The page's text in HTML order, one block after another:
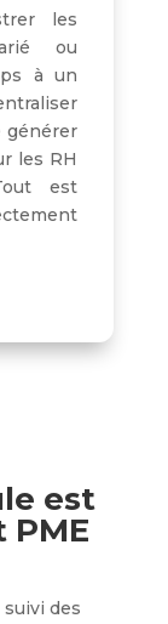
les
ou
à un
générer
les RH
est
est
PME
des